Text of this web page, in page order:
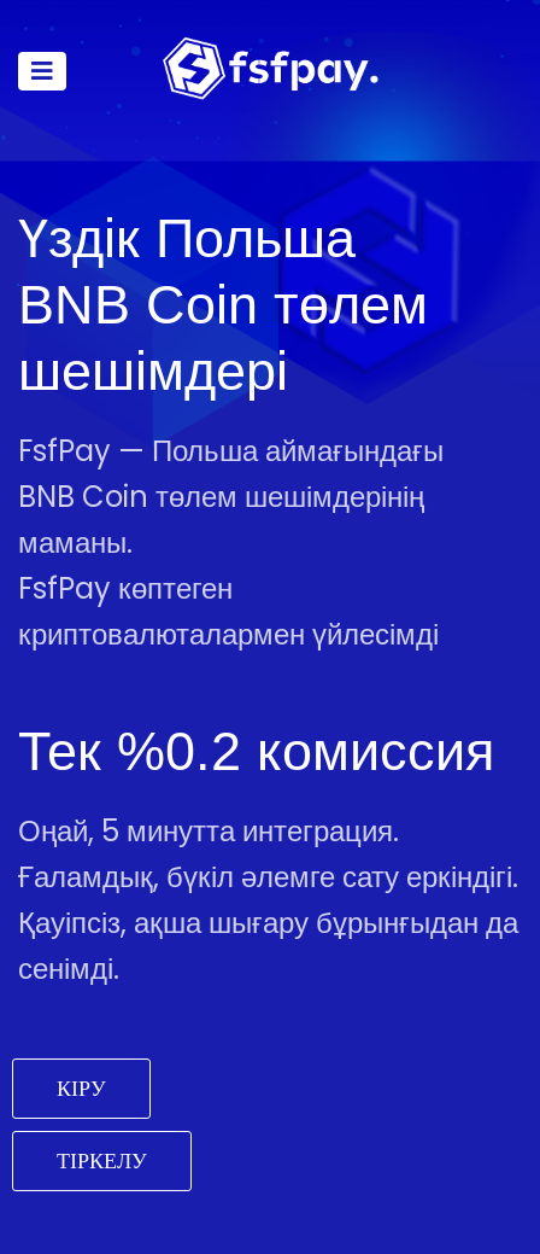
Үздік Польша
BNB Coin төлем
шешімдері
FsfPay — Польша аймағындағы
BNB Coin төлем шешімдерінің
маманы.
FsfPay көптеген
криптовалюталармен үйлесімді
Тек %0.2 комиссия
Оңай, 5 минутта интеграция.
Ғаламдық, бүкіл әлемге сату еркіндігі.
Қауіпсіз, ақша шығару бұрынғыдан да
сенімді.
КІРУ
ТІРКЕЛУ